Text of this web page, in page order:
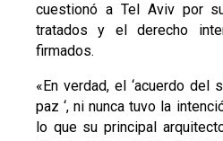
cuestionó a Tel Aviv por
tratados y el derecho
firmados.
«En verdad, el ‘acuerdo del
paz ‘, ni nunca tuvo la
lo que su principal